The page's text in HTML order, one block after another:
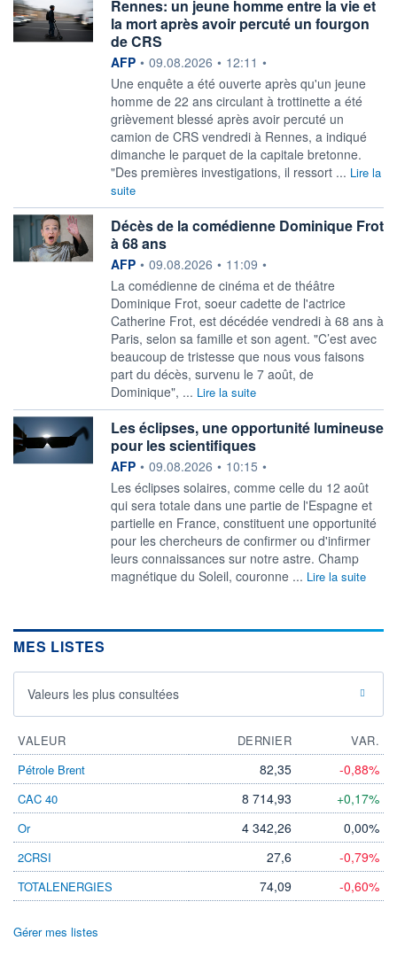
Rennes: un jeune homme entre la vie et
la mort après avoir percuté un fourgon
de CRS
information fournie par
AFP • 09.08.2026 • 12:11 •
Une enquête a été ouverte après qu'un jeune
homme de 22 ans circulant à trottinette a été
grièvement blessé après avoir percuté un
camion de CRS vendredi à Rennes, a indiqué
dimanche le parquet de la capitale bretonne.
"Des premières investigations, il ressort ... Lire la
suite
Décès de la comédienne Dominique Frot
à 68 ans
information fournie par
AFP • 09.08.2026 • 11:09 •
La comédienne de cinéma et de théâtre
Dominique Frot, soeur cadette de l'actrice
Catherine Frot, est décédée vendredi à 68 ans à
Paris, selon sa famille et son agent. "C’est avec
beaucoup de tristesse que nous vous faisons
part du décès, survenu le 7 août, de
Dominique", ... Lire la suite
Les éclipses, une opportunité lumineuse
pour les scientifiques
information fournie par
AFP • 09.08.2026 • 10:15 •
Les éclipses solaires, comme celle du 12 août
qui sera totale dans une partie de l'Espagne et
partielle en France, constituent une opportunité
pour les chercheurs de confirmer ou d'infirmer
leurs connaissances sur notre astre. Champ
magnétique du Soleil, couronne ... Lire la suite
MES LISTES
Valeurs les plus consultées
VALEUR DERNIER
VAR.
Pétrole Brent
82,35 -0,88%
CAC 40 8 714,93 +0,17%
Or 4 342,26 0,00%
2CRSI 27,6 -0,79%
TOTALENERGIES 74,09 -0,60%
Gérer mes listes